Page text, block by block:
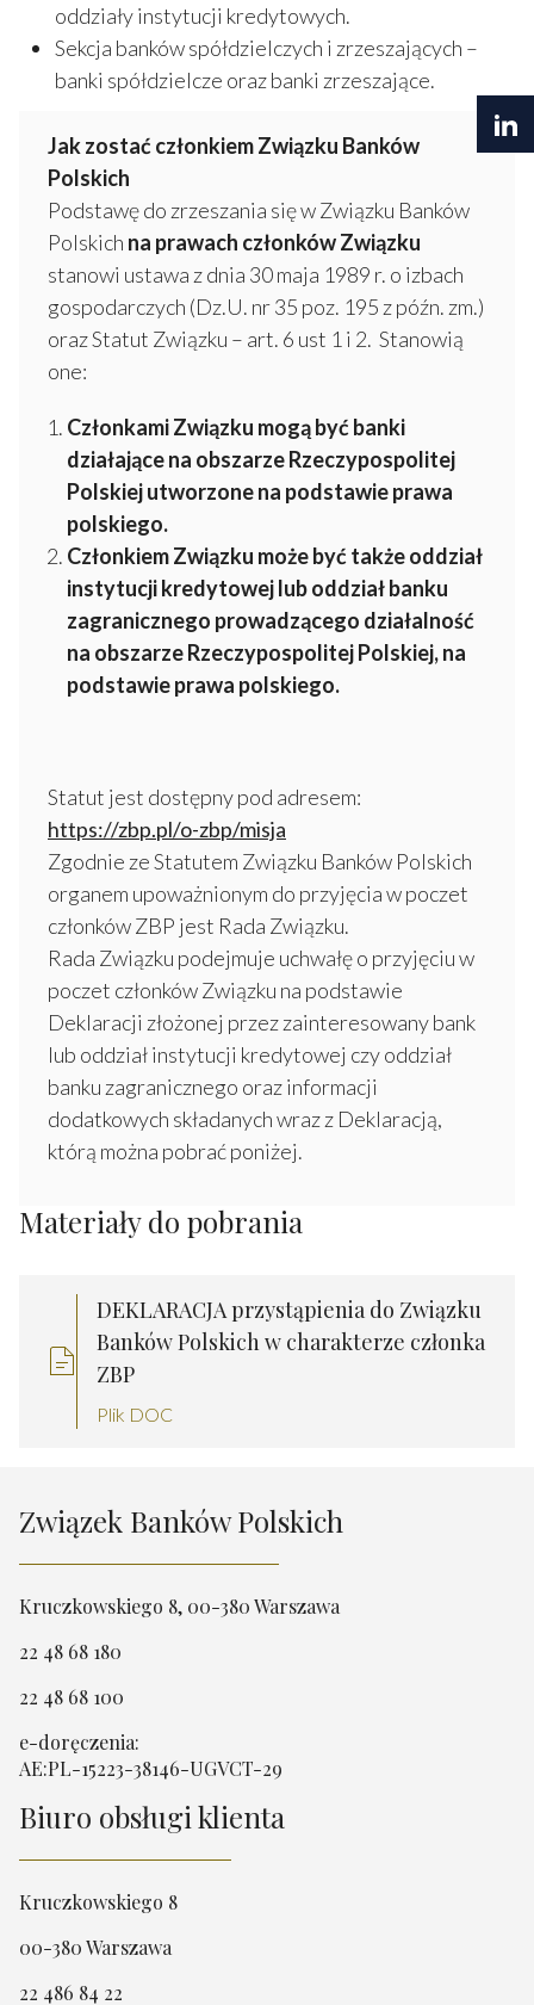
oddziały instytucji kredytowych.
Sekcja banków spółdzielczych i zrzeszających –
banki spółdzielcze oraz banki zrzeszające.
Jak zostać członkiem Związku Banków
Polskich
Podstawę do zrzeszania się w Związku Banków
Polskich na prawach członków Związku
stanowi ustawa z dnia 30 maja 1989 r. o izbach
gospodarczych (Dz.U. nr 35 poz. 195 z późn. zm.)
oraz Statut Związku – art. 6 ust 1 i 2. Stanowią
one:
Członkami Związku mogą być banki
działające na obszarze Rzeczypospolitej
Polskiej utworzone na podstawie prawa
polskiego.
Członkiem Związku może być także oddział
instytucji kredytowej lub oddział banku
zagranicznego prowadzącego działalność
na obszarze Rzeczypospolitej Polskiej, na
podstawie prawa polskiego.
Statut jest dostępny pod adresem:
https://zbp.pl/o-zbp/misja
Zgodnie ze Statutem Związku Banków Polskich
organem upoważnionym do przyjęcia w poczet
członków ZBP jest Rada Związku.
Rada Związku podejmuje uchwałę o przyjęciu w
poczet członków Związku na podstawie
Deklaracji złożonej przez zainteresowany bank
lub oddział instytucji kredytowej czy oddział
banku zagranicznego oraz informacji
dodatkowych składanych wraz z Deklaracją,
którą można pobrać poniżej.
Materiały do pobrania
DEKLARACJA przystąpienia do Związku
Banków Polskich w charakterze członka
ZBP
Plik DOC
Związek Banków Polskich
Kruczkowskiego 8, 00-380 Warszawa
22 48 68 180
22 48 68 100
e-doręczenia:
AE:PL-15223-38146-UGVCT-29
Biuro obsługi klienta
Kruczkowskiego 8
00-380 Warszawa
22 486 84 22